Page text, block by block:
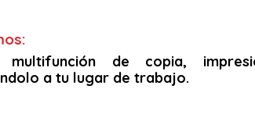
multifunción de copia,
a tu lugar de trabajo.